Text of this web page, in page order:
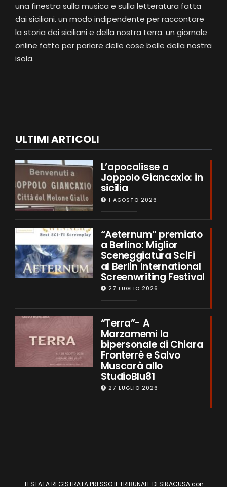
una finestra sulla musica e sulla letteratura fatta
dai siciliani. un modo indipendente per raccontare
la storia dei siciliani e della nostra terra. un giornale
online fatto per parlare delle cose belle della nostra
isola.
ULTIMI ARTICOLI
L’apocalisse a
Joppolo Giancaxio: in
sicilia
1 AGOSTO 2026
“Aeternum” premiato
a Berlino: Miglior
Sceneggiatura SciFi
al Berlin International
Screenwriting Festival
27 LUGLIO 2026
“Terra”- A
Marzamemi la
bipersonale di Chiara
Fronterrè e Salvo
Muscarà allo
StudioBlu81
27 LUGLIO 2026
TESTATA REGISTRATA PRESSO IL TRIBUNALE DI SIRACUSA con